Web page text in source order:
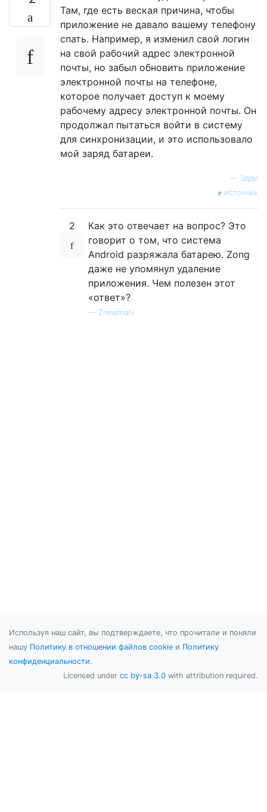
Там, где есть веская причина, чтобы
приложение не давало вашему телефону
спать. Например, я изменил свой логин
на свой рабочий адрес электронной
почты, но забыл обновить приложение
электронной почты на телефоне,
которое получает доступ к моему
рабочему адресу электронной почты. Он
продолжал пытаться войти в систему
для синхронизации, и это использовало
мой заряд батареи.
— Эдди
источник
2
Как это отвечает на вопрос? Это
говорит о том, что система
Android разряжала батарею. Zong
даже не упомянул удаление
приложения. Чем полезен этот
«ответ»?
— ZnewmaN
Используя наш сайт, вы подтверждаете, что прочитали и поняли
нашу Политику в отношении файлов cookie и Политику
конфиденциальности.
Licensed under cc by-sa 3.0 with attribution required.